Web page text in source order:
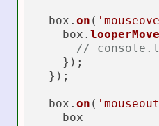
  box.
on (
    box.
looperMove
//
    });
  });
  box.
on (
    box